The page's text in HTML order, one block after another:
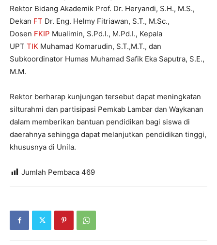
Rektor Bidang Akademik Prof. Dr. Heryandi, S.H., M.S.,
Dekan FT Dr. Eng. Helmy Fitriawan, S.T., M.Sc.,
Dosen FKIP Mualimin, S.Pd.I., M.Pd.I., Kepala
UPT TIK Muhamad Komarudin, S.T.,M.T., dan
Subkoordinator Humas Muhamad Safik Eka Saputra, S.E.,
M.M.
Rektor berharap kunjungan tersebut dapat meningkatan
silturahmi dan partisipasi Pemkab Lambar dan Waykanan
dalam memberikan bantuan pendidikan bagi siswa di
daerahnya sehingga dapat melanjutkan pendidikan tinggi,
khususnya di Unila.
Jumlah Pembaca 469